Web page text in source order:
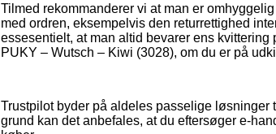
Tilmed rekommanderer vi at man er
med ordren, eksempelvis den returrettighed
essesentielt, at man altid bevarer ens
PUKY – Wutsch – Kiwi (3028), om du er på
Trustpilot byder på aldeles passelige
grund kan det anbefales, at du eftersøger e-